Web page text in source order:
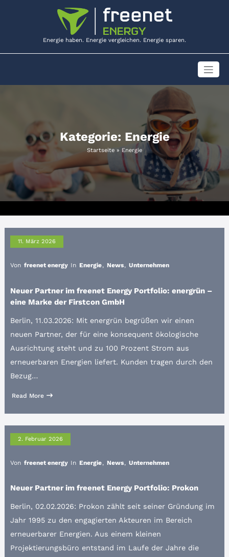
Energie haben. Energie vergleichen. Energie sparen.
Kategorie: Energie
Startseite » Energie
11. März 2026
Von freenet energy In Energie, News, Unternehmen
Neuer Partner im freenet Energy Portfolio: energrün –
eine Marke der Firstcon GmbH
Berlin, 11.03.2026: Mit energrün begrüßen wir einen
neuen Partner, der für eine konsequent ökologische
Ausrichtung steht und zu 100 Prozent Strom aus
erneuerbaren Energien liefert. Kunden tragen durch den
Bezug…
Read More
2. Februar 2026
Von freenet energy In Energie, News, Unternehmen
Neuer Partner im freenet Energy Portfolio: Prokon
Berlin, 02.02.2026: Prokon zählt seit seiner Gründung im
Jahr 1995 zu den engagierten Akteuren im Bereich
erneuerbarer Energien. Aus einem kleinen
Projektierungsbüro entstand im Laufe der Jahre die